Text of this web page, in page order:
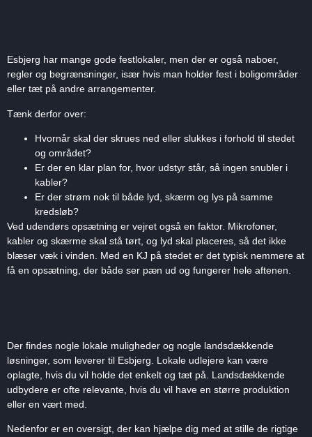
Esbjerg har mange gode festlokaler, men der er også naboer,
regler og begrænsninger, især hvis man holder fest i boligområder
eller tæt på andre arrangementer.
Tænk derfor over:
Hvornår skal der skrues ned eller slukkes i forhold til stedet
og området?
Er der en klar plan for, hvor udstyr står, så ingen snubler i
kabler?
Er der strøm nok til både lyd, skærm og lys på samme
kredsløb?
Ved udendørs opsætning er vejret også en faktor. Mikrofoner,
kabler og skærme skal stå tørt, og lyd skal placeres, så det ikke
blæser væk i vinden. Med en KJ på stedet er det typisk nemmere at
få en opsætning, der både ser pæn ud og fungerer hele aftenen.
Der findes nogle lokale muligheder og nogle landsdækkende
løsninger, som leverer til Esbjerg. Lokale udlejere kan være
oplagte, hvis du vil holde det enkelt og tæt på. Landsdækkende
udbydere er ofte relevante, hvis du vil have en større produktion
eller en vært med.
Nedenfor er en oversigt, der kan hjælpe dig med at stille de rigtige